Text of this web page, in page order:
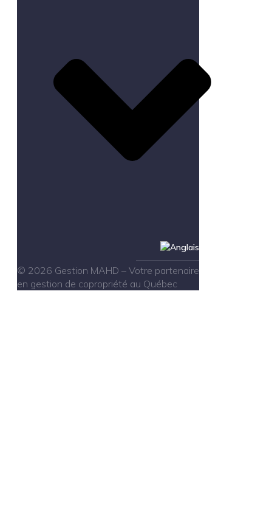
© 2026 Gestion MAHD – Votre partenaire
en gestion de copropriété au Québec